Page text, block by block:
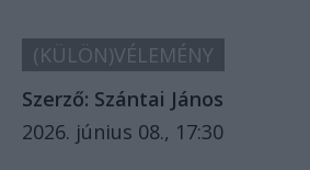
(KÜLÖN)VÉLEMÉNY
Szerző: Szántai János
2026. június 08., 17:30